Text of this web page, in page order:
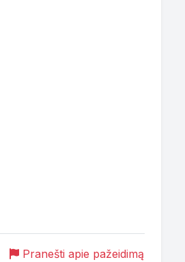
Pranešti apie pažeidimą